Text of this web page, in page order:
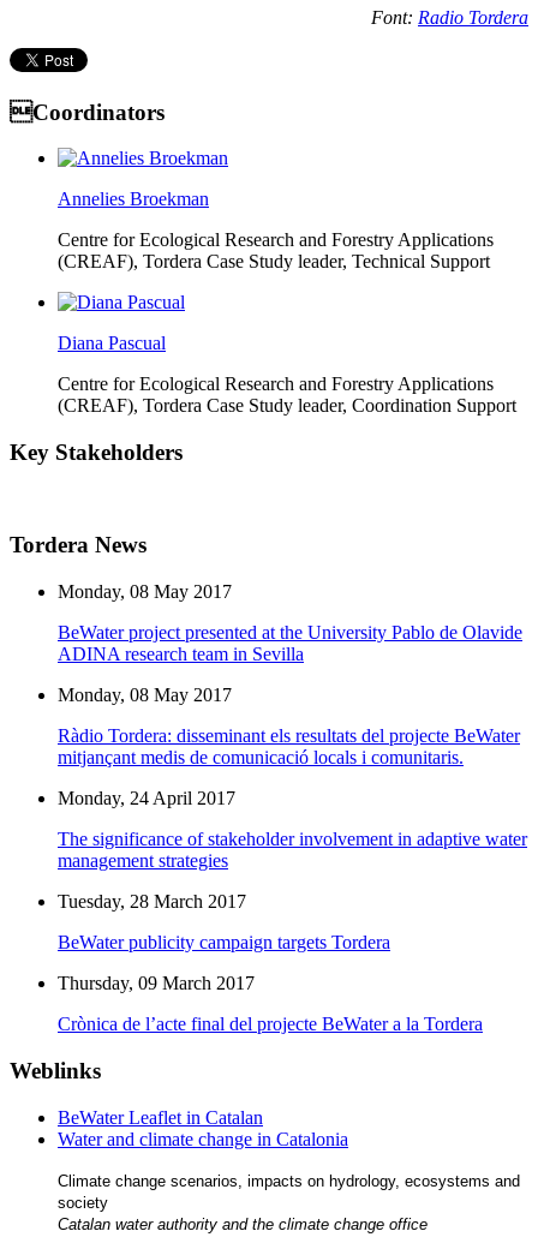
Font: Radio Tordera
Coordinators
Annelies Broekman
Centre for Ecological Research and Forestry Applications
(CREAF), Tordera Case Study leader, Technical Support
Diana Pascual
Centre for Ecological Research and Forestry Applications
(CREAF), Tordera Case Study leader, Coordination Support
Key Stakeholders
Tordera News
Monday, 08 May 2017
BeWater project presented at the University Pablo de Olavide
ADINA research team in Sevilla
Monday, 08 May 2017
Ràdio Tordera: disseminant els resultats del projecte BeWater
mitjançant medis de comunicació locals i comunitaris.
Monday, 24 April 2017
The significance of stakeholder involvement in adaptive water
management strategies
Tuesday, 28 March 2017
BeWater publicity campaign targets Tordera
Thursday, 09 March 2017
Crònica de l’acte final del projecte BeWater a la Tordera
Weblinks
BeWater Leaflet in Catalan
Water and climate change in Catalonia
Climate change scenarios, impacts on hydrology, ecosystems and
society
Catalan water authority and the climate change office